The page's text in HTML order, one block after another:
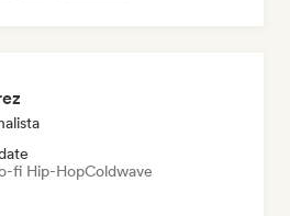
fi Hip-HopColdwave